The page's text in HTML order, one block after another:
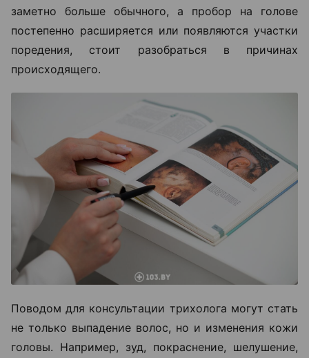
заметно больше обычного, а пробор на голове
постепенно расширяется или появляются участки
поредения, стоит разобраться в причинах
происходящего.
Поводом для консультации трихолога могут стать
не только выпадение волос, но и изменения кожи
головы. Например, зуд, покраснение, шелушение,